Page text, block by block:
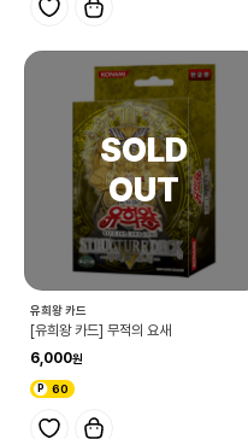
유희왕 카드
[유희왕 카드] 무적의 요새
6,000
60